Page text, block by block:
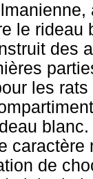
le rideau
des
les
de